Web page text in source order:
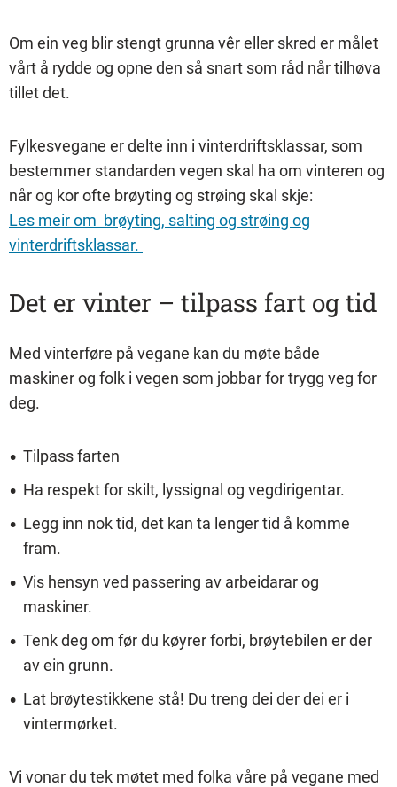
Om ein veg blir stengt grunna vêr eller skred er målet
vårt å rydde og opne den så snart som råd når tilhøva
tillet det.
Fylkesvegane er delte inn i vinterdriftsklassar, som
bestemmer standarden vegen skal ha om vinteren og
når og kor ofte brøyting og strøing skal skje:
Les meir om brøyting, salting og strøing og
vinterdriftsklassar.
Det er vinter – tilpass fart og tid
Med vinterføre på vegane kan du møte både
maskiner og folk i vegen som jobbar for trygg veg for
deg.
Tilpass farten
Ha respekt for skilt, lyssignal og vegdirigentar.
Legg inn nok tid, det kan ta lenger tid å komme
fram.
Vis hensyn ved passering av arbeidarar og
maskiner.
Tenk deg om før du køyrer forbi, brøytebilen er der
av ein grunn.
Lat brøytestikkene stå! Du treng dei der dei er i
vintermørket.
Vi vonar du tek møtet med folka våre på vegane med